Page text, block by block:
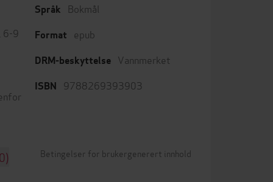
6-9
Språk Bokmål
Format epub
DRM-beskyttelse Vannmerket
ISBN 9788269393903
Betingelser for brukergenerert innhold